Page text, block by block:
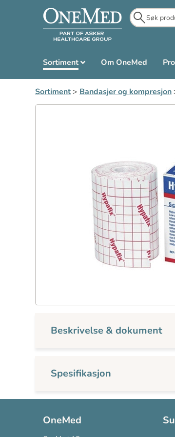
Sortiment Om OneMed
Sortiment> Bandasjer og kompresjon
Beskrivelse & dokument
Spesifikasjon
OneMed